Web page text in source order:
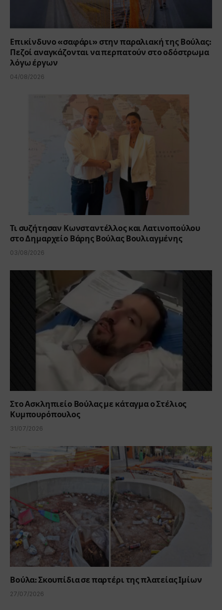
Επικίνδυνο «σαφάρι» στην παραλιακή της Βούλας:
Πεζοί αναγκάζονται να περπατούν στο οδόστρωμα
λόγω έργων
04/08/2026
Τι συζήτησαν Κωνσταντέλλος και Λατινοπούλου
στο Δημαρχείο Βάρης Βούλας Βουλιαγμένης
03/08/2026
Στο Ασκληπιείο Βούλας με κάταγμα ο Στέλιος
Κυμπουρόπουλος
31/07/2026
Βούλα: Σκουπίδια σε παρτέρι της πλατείας Ιμίων
27/07/2026